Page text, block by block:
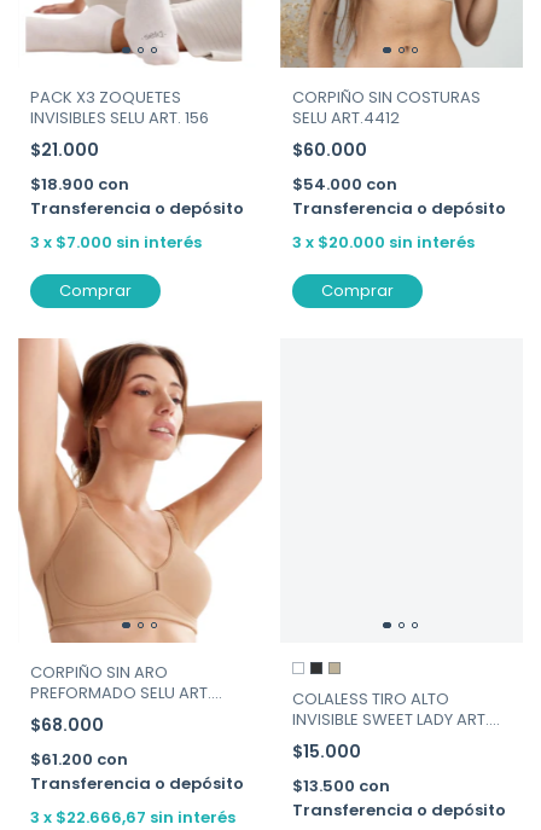
PACK X3 ZOQUETES
INVISIBLES SELU ART. 156
$21.000
$18.900 con
Transferencia o depósito
3 x $7.000 sin interés
Comprar
CORPIÑO SIN COSTURAS
SELU ART.4412
$60.000
$54.000 con
Transferencia o depósito
3 x $20.000 sin interés
Comprar
CORPIÑO SIN ARO
PREFORMADO SELU ART.
8754
$68.000
$61.200 con
Transferencia o depósito
3 x $22.666,67 sin interés
COLALESS TIRO ALTO
INVISIBLE SWEET LADY ART.
282-130
$15.000
$13.500 con
Transferencia o depósito